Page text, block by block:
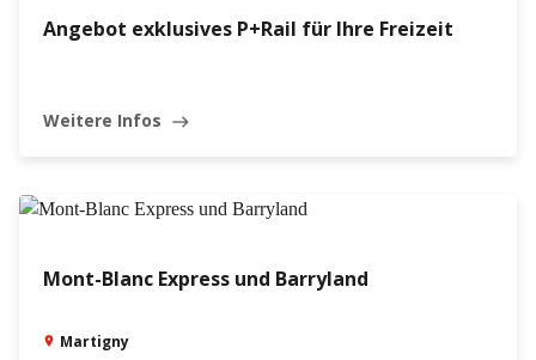
Angebot exklusives P+Rail für Ihre Freizeit
Weitere Infos east
Mont-Blanc Express und Barryland
Martigny